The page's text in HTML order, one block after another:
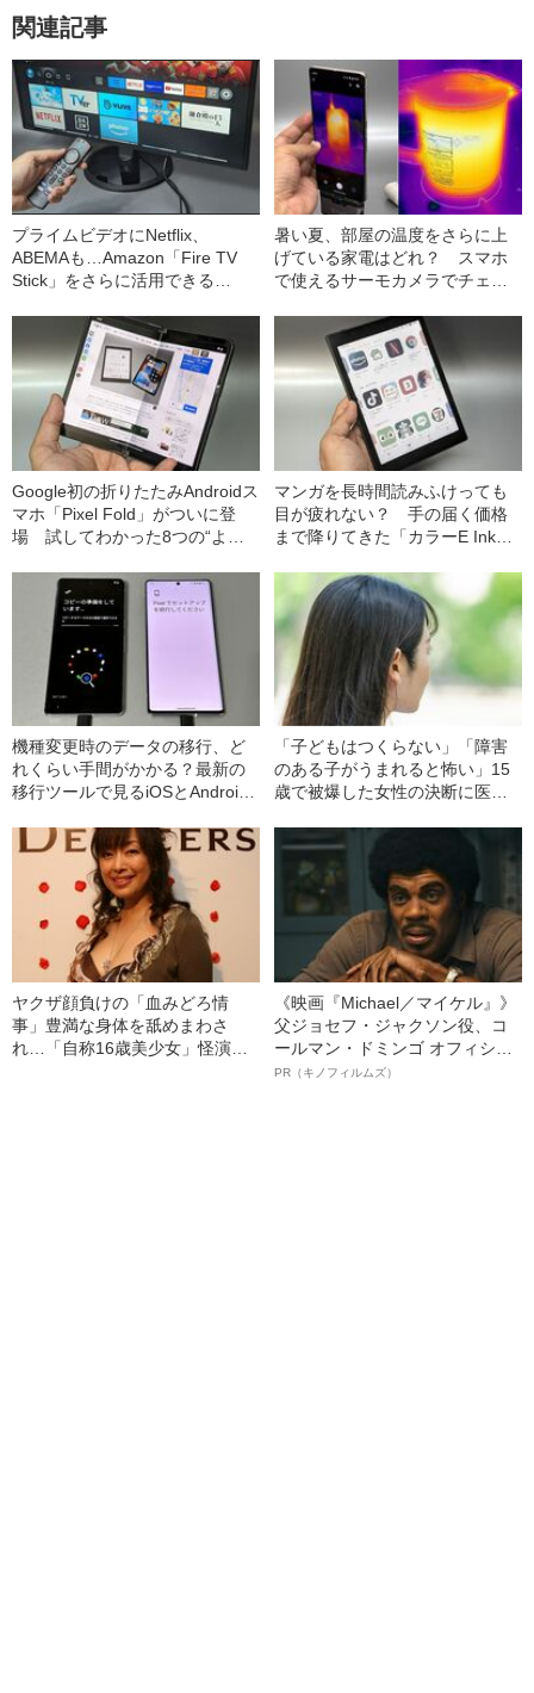
関連記事
プライムビデオにNetflix、
ABEMAも…Amazon「Fire TV
Stick」をさらに活用できる
暑い夏、部屋の温度をさらに上
げている家電はどれ？ スマホ
で使えるサーモカメラでチェッ
Google初の折りたたみAndroidス
マホ「Pixel Fold」がついに登
場 試してわかった8つの“よい
マンガを長時間読みふけっても
目が疲れない？ 手の届く価格
まで降りてきた「カラーE Inkデ
機種変更時のデータの移行、ど
れくらい手間がかかる？最新の
移行ツールで見るiOSとAndroid
「子どもはつくらない」「障害
のある子がうまれると怖い」15
歳で被爆した女性の決断に医者
者からの衝撃的な一言”
ヤクザ顔負けの「血みどろ情
事」豊満な身体を舐めまわさ
れ…「自称16歳美少女」怪演
《映画『Michael／マイケル』》
父ジョセフ・ジャクソン役、コ
ールマン・ドミンゴ オフィシャ
ルインタビュー“観客を魅了した
PR（キノフィルムズ）